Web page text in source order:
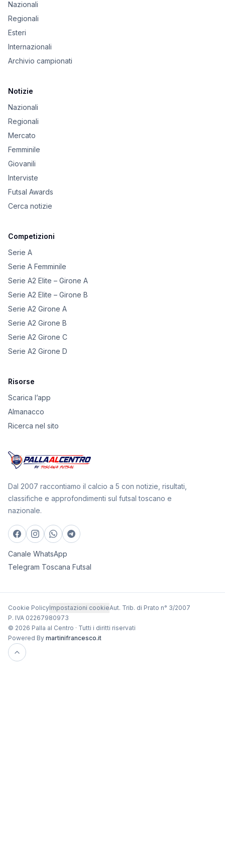
Nazionali
Regionali
Esteri
Internazionali
Archivio campionati
Notizie
Nazionali
Regionali
Mercato
Femminile
Giovanili
Interviste
Futsal Awards
Cerca notizie
Competizioni
Serie A
Serie A Femminile
Serie A2 Elite – Girone A
Serie A2 Elite – Girone B
Serie A2 Girone A
Serie A2 Girone B
Serie A2 Girone C
Serie A2 Girone D
Risorse
Scarica l’app
Almanacco
Ricerca nel sito
Dal 2007 raccontiamo il calcio a 5 con notizie, risultati,
classifiche e approfondimenti sul futsal toscano e
nazionale.
Canale WhatsApp
Telegram Toscana Futsal
Cookie PolicyImpostazioni cookieAut. Trib. di Prato n° 3/2007
P. IVA 02267980973
© 2026 Palla al Centro · Tutti i diritti riservati
Powered By martinifrancesco.it